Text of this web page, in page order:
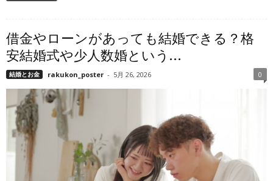
借金やローンがあっても結婚できる？格
安結婚式や少人数婚という...
結婚とお金 rakukon_poster - 5月 26, 2026 0